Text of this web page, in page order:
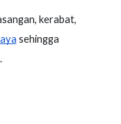
kerabat,
sehingga